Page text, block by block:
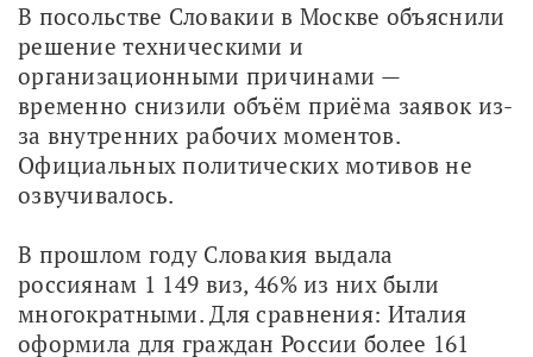
В посольстве Словакии в Москве объяснили
решение техническими и
организационными причинами —
временно снизили объём приёма заявок из-
за внутренних рабочих моментов.
Официальных политических мотивов не
озвучивалось.
В прошлом году Словакия выдала
россиянам 1 149 виз, 46% из них были
многократными. Для сравнения: Италия
оформила для граждан России более 161